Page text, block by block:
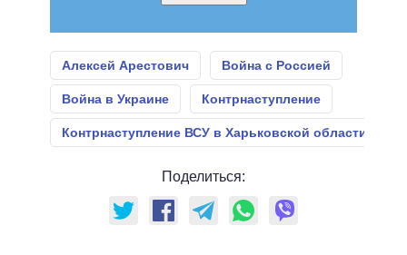
Алексей Арестович Война с Россией
Война в Украине Контрнаступление
Контрнаступление ВСУ в Харьковской области
Поделиться: